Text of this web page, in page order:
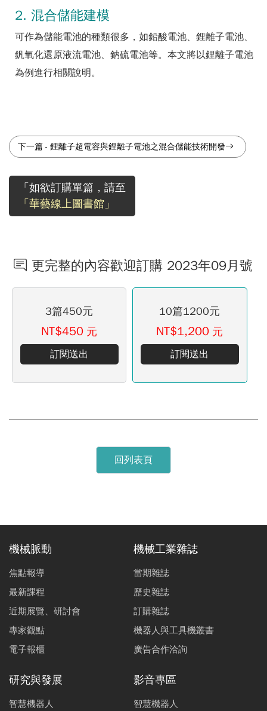
2. 混合儲能建模
可作為儲能電池的種類很多，如鉛酸電池、鋰離子電池、
釩氧化還原液流電池、鈉硫電池等。本文將以鋰離子電池
為例進行相關說明。
下一篇 - 鋰離子超電容與鋰離子電池之混合儲能技術開發
「如欲訂購單篇，請至
「華藝線上圖書館」
更完整的內容歡迎訂購 2023年09月號
3篇450元
NT$450 元
訂閱送出
10篇1200元
NT$1,200 元
訂閱送出
回列表頁
機械脈動
焦點報導
最新課程
近期展覽、研討會
專家觀點
電子報櫃
機械工業雜誌
當期雜誌
歷史雜誌
訂購雜誌
機器人與工具機叢書
廣告合作洽詢
研究與發展
智慧機器人
影音專區
智慧機器人